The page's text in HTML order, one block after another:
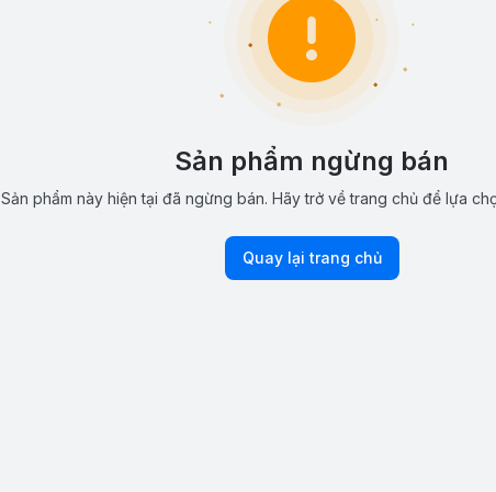
Sản phẩm ngừng bán
Sản phẩm này hiện tại đã ngừng bán. Hãy trở về trang chủ để lựa
Quay lại trang chủ